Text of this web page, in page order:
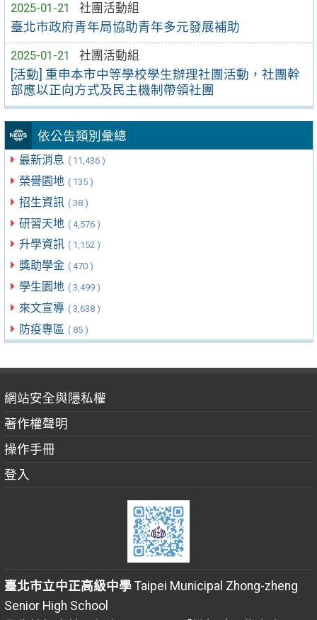
2025-01-21
社團活動組
臺北市政府青年局協助青年多元發展補助
2025-01-21
社團活動組
[活動] 重申本市中等學校學生辦理社團活動，社團幹
部應以正向方式及民主機制帶領社團
依公告類別彙總
最新消息 ( 11,436 )
榮譽園地 ( 135 )
招生資訊 ( 38 )
研習天地 ( 4,576 )
升學資訊 ( 1,152 )
獎助學金 ( 470 )
學生園地 ( 3,499 )
來文宣導 ( 3,638 )
防疫專區 ( 85 )
網站安全與隱私權
著作權聲明
操作手冊
登入
臺北市立中正高級中學Taipei Municipal Zhong-zheng
Senior High School